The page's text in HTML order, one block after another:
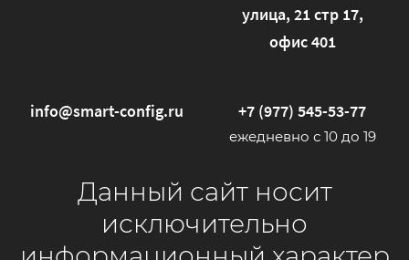
улица, 21 стр 17,
офис 401
info@smart-config.ru +7 (977) 545-53-77
ежедневно с 10 до 19
Данный сайт носит
исключительно